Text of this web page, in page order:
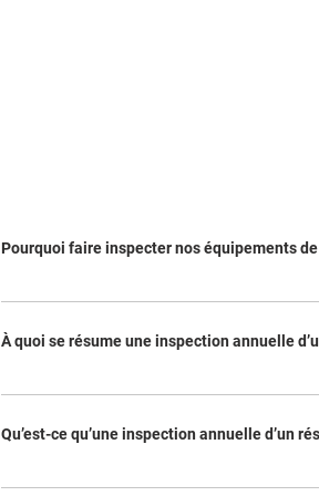
Pourquoi faire inspecter nos équipements
Pour la tranquillité d’esprit ! L’entretien préventif de
est essentiel à la viabilité de vos équipements,
À quoi se résume une inspection annuelle
Plusieurs points de vérifications visuelles sur le
haute/basse pressions Test de délai de
Qu’est-ce qu’une inspection annuelle d’un
C’est la mise à l’essai du panneau de contrôle/